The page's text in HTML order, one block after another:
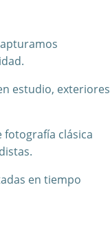
estudio, exteriores
fotografía clásica
en tiempo